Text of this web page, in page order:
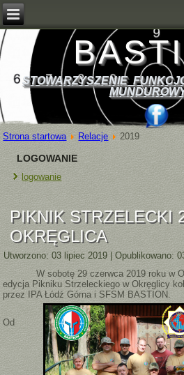
STOWARZYSZENIE
Strona startowa Relacje 2019
LOGOWANIE
logowanie
PIKNIK STRZELECKI
OKRĘGLICA
Utworzono: 03 lipiec 2019 |Opublikowano:
W sobotę 29 czerwca 2019 roku w
edycja Pikniku Strzeleckiego w Okręglicy
przez IPA Łódź Górna i SFSM BASTION.
Od